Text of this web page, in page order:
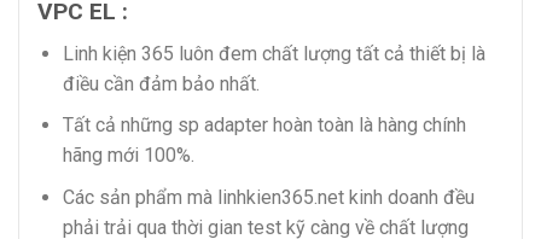
VPC EL :
Linh kiện 365 luôn đem chất lượng tất cả thiết bị là
điều cần đảm bảo nhất.
Tất cả những sp adapter hoàn toàn là hàng chính
hãng mới 100%.
Các sản phẩm mà linhkien365.net kinh doanh đều
phải trải qua thời gian test kỹ càng về chất lượng